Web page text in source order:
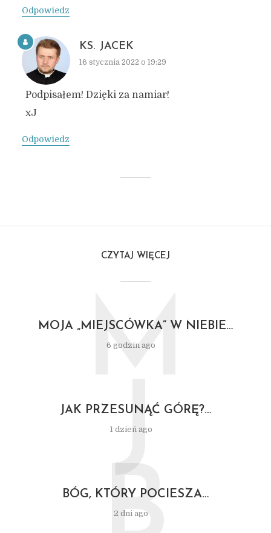
Odpowiedz
KS. JACEK
16 stycznia 2022 o 19:29
Podpisałem! Dzięki za namiar!
xJ
Odpowiedz
CZYTAJ WIĘCEJ
MOJA „MIEJSCÓWKA” W NIEBIE…
6 godzin ago
M
JAK PRZESUNĄĆ GÓRĘ?…
1 dzień ago
J
BÓG, KTÓRY POCIESZA…
2 dni ago